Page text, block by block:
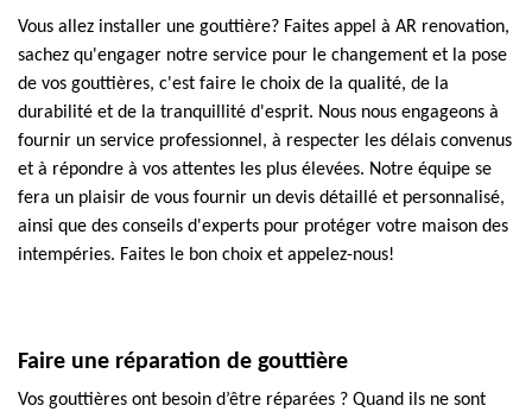
Vous allez installer une gouttière? Faites appel à AR renovation,
sachez qu'engager notre service pour le changement et la pose
de vos gouttières, c'est faire le choix de la qualité, de la
durabilité et de la tranquillité d'esprit. Nous nous engageons à
fournir un service professionnel, à respecter les délais convenus
et à répondre à vos attentes les plus élevées. Notre équipe se
fera un plaisir de vous fournir un devis détaillé et personnalisé,
ainsi que des conseils d'experts pour protéger votre maison des
intempéries. Faites le bon choix et appelez-nous!
Faire une réparation de gouttière
Vos gouttières ont besoin d’être réparées ? Quand ils ne sont